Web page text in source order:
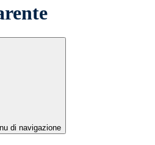
di navigazione